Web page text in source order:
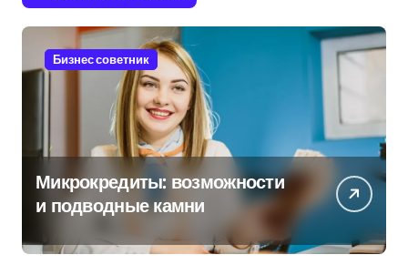
Бизнес советник
Микрокредиты: возможности
и подводные камни